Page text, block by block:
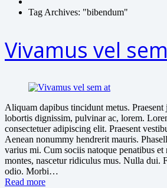
Tag Archives: "bibendum"
Vivamus vel
Aliquam dapibus tincidunt metus.
lobortis dignissim, pulvinar ac, lorem.
consectetuer adipiscing elit. Praesent
Aenean nonummy hendrerit mauris.
varius mi. Cum sociis natoque penatibus et
montes, nascetur ridiculus mus. Nulla dui.
odio. Morbi…
Read more